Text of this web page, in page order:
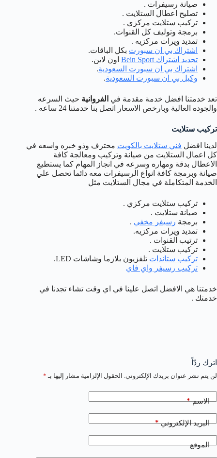
صيانة رسيفرات .
تصليح اعطال الستلايت .
تركيب ستلايت مركزي .
برمجة وتوليف كل القنوات.
تمديد ويرات مركزيه .
اشتراك بي ان سبورت بكل الباقات.
تجديد اشتراك Bein Sport
اون لاين.
اشتراك بي ان سبورت السعودية.
وكيل بي ان سبورت السعودية.
تعد خدمتنا افضل خدمة مقدمة في الفروانية حيث السرعه
والجوده العالية وبارخص الاسعار اتصل بنا خدمتنا 24 ساعه .
تركيب ستلايت
لدينا افضل فني ستلايت بالكويت محترف وذو خبره واسعه في
كل اعمال الستلايت من صيانة وتركيب ومعالجة كافة
الاعطال بدقة ومهاره وسرعه في انجاز المهام كما يستطيع
صيانة وبرمجة كافة انواع الرسيفرات معه دائما تحصل علي
الخدمة المتكاملة في مجال الستلايت مثل
تركيب ستلايت مركزي .
صيانة ستلايت .
برمجة رسيفر مخفي .
تمديد ويرات مركزيه.
ترتيب القنوات .
تركيب ستلايت .
تركيب ستاندات تلفزيون بلازما وشاشات LED.
تركيب رسيفر واي فاي
خدمتنا هي الافضل اتصل علينا في اي وقت تشاء تجدنا في
خدمتك .
اترك ردّاً
لن يتم نشر عنوان بريدك الإلكتروني. الحقول الإلزامية مشار إليها بـ *
الاسم*
البريد الإلكتروني*
الموقع